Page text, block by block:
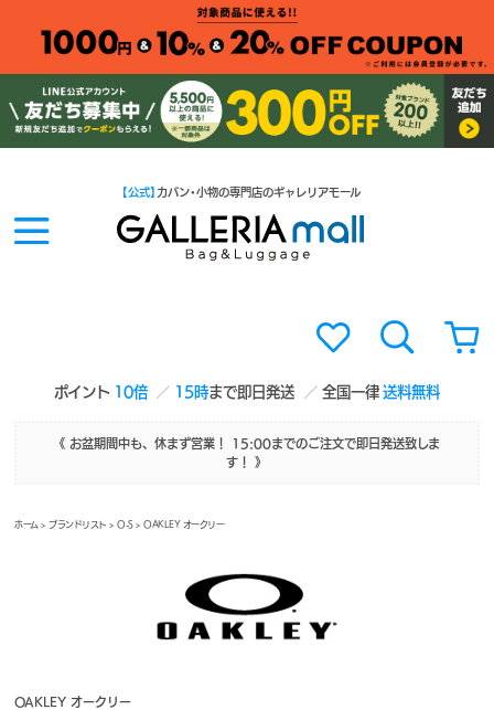
ポイント 10倍 15時まで即日発送 全国一律送料無料
【公式】 カバン・小物の専門店のギャレリアモール
《 お盆期間中も、休まず営業！ 15:00までのご注文で即日発送致しま
す！ 》
ホーム >ブランドリスト >O-S> OAKLEY オークリー
OAKLEY オークリー